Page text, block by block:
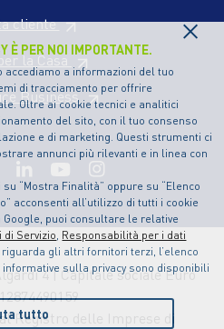
È PER NOI IMPORTANTE.
a informazioni del tuo
di tracciamento per offrire
Oltre ai cookie tecnici e analitici
del sito, con il tuo consenso
e di marketing. Questi strumenti ci
annunci più rilevanti e in linea con
“Mostra Finalità” oppure su “Elenco
acconsenti all’utilizzo di tutti i cookie
Google, puoi consultare le relative
di Servizio, Responsabilità per i dati
riguarda gli altri fornitori terzi, l’elenco
sulla privacy sono disponibili
×
tutto
cliente
la Casa
Business
4 | Capitale sociale Euro
Registro delle Imprese di